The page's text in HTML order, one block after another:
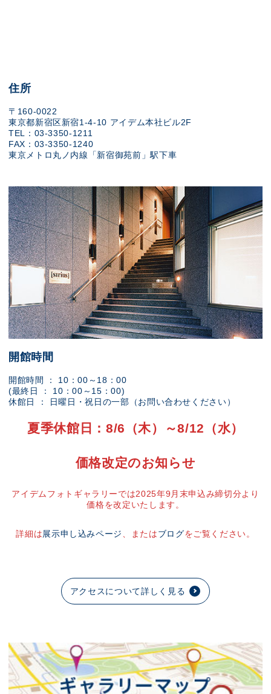
住所
〒160-0022
東京都新宿区新宿1-4-10 アイデム本社ビル2F
TEL：03-3350-1211
FAX：03-3350-1240
東京メトロ丸ノ内線「新宿御苑前」駅下車
開館時間
開館時間 ： 10：00～18：00
(最終日 ： 10：00～15：00)
休館日 ： 日曜日・祝日の一部（お問い合わせください）
夏季休館日：8/6（木）～8/12（水）
価格改定のお知らせ
アイデムフォトギャラリーでは2025年9月末申込み締切分より
価格を改定いたします。
詳細は展示申し込みページ 、またはブログをご覧ください。
アクセスについて詳しく見る